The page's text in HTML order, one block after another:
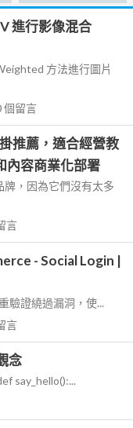
進行影像混合
方法進行圖片
個留言
推薦，適合經營教
內容商業化部署
，因為它們沒有太多
言
- Social Login |
驗證繞過漏洞，使...
言
念
say_hello():...